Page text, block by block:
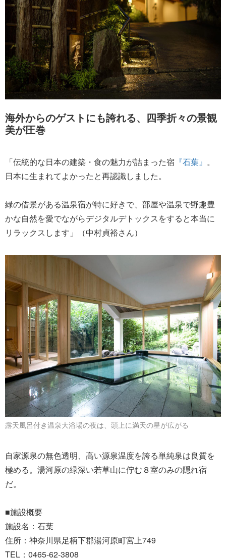
海外からのゲストにも誇れる、四季折々の景観
美が圧巻
「伝統的な日本の建築・食の魅力が詰まった宿 『石葉』 。
日本に生まれてよかったと再認識しました。
緑の借景がある温泉宿が特に好きで、部屋や温泉で野趣豊
かな自然を愛でながらデジタルデトックスをすると本当に
リラックスします」（中村貞裕さん）
露天風呂付き温泉大浴場の夜は、頭上に満天の星が広がる
自家源泉の無色透明、高い源泉温度を誇る単純泉は良質を
極める。湯河原の緑深い若草山に佇む８室のみの隠れ宿
だ。
■施設概要
施設名：石葉
住所：神奈川県足柄下郡湯河原町宮上749
TEL：0465-62-3808